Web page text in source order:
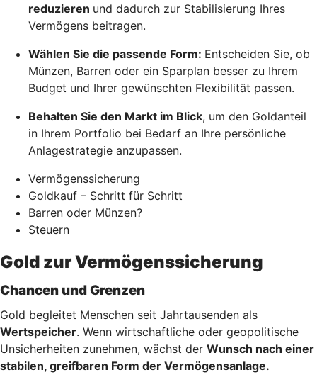
reduzieren und dadurch zur Stabilisierung Ihres
Vermögens beitragen.
Wählen Sie die passende Form: Entscheiden Sie, ob
Münzen, Barren oder ein Sparplan besser zu Ihrem
Budget und Ihrer gewünschten Flexibilität passen.
Behalten Sie den Markt im Blick, um den Goldanteil
in Ihrem Portfolio bei Bedarf an Ihre persönliche
Anlagestrategie anzupassen.
Vermögenssicherung
Goldkauf – Schritt für Schritt
Barren oder Münzen?
Steuern
Gold zur Vermögenssicherung
Chancen und Grenzen
Gold begleitet Menschen seit Jahrtausenden als
Wertspeicher. Wenn wirtschaftliche oder geopolitische
Unsicherheiten zunehmen, wächst der Wunsch nach einer
stabilen, greifbaren Form der Vermögensanlage.